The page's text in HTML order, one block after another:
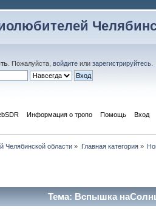
. Пожалуйста, войдите или зарегистрируйтесь
Информация о тропо Помощь Вход
Челябинской области » Главная категория»
Тема: Вспышка